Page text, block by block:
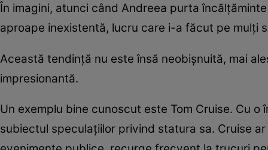
În imagini, atunci când Andreea purta
aproape inexistentă, lucru care i-a făcut pe mulți
Această tendință nu este însă neobișnuită, mai
impresionantă.
Un exemplu bine cunoscut este Tom Cruise. Cu
subiectul speculațiilor privind statura sa. Cruise